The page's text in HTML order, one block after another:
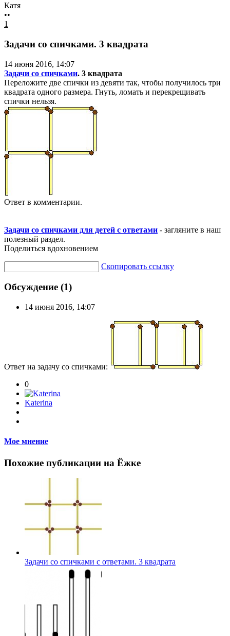
Катя
••
1
Задачи со спичками. 3 квадрата
14 июня 2016, 14:07
Задачи со спичками. 3 квадрата
Переложите две спички из девяти так, чтобы получилось три
квадрата одного размера. Гнуть, ломать и перекрещивать
спички нельзя.
Ответ в комментарии.
Задачи со спичками для детей с ответами - загляните в наш
полезный раздел.
Поделиться вдохновением
Скопировать ссылку
Обсуждение (1)
14 июня 2016, 14:07
Ответ на задачу со спичками:
0
Katerina
Мое мнение
Похожие публикации на Ёжке
Задачи со спичками с ответами. 3 квадрата